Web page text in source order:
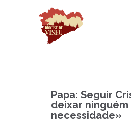
Papa: Seguir
deixar
necessidade»